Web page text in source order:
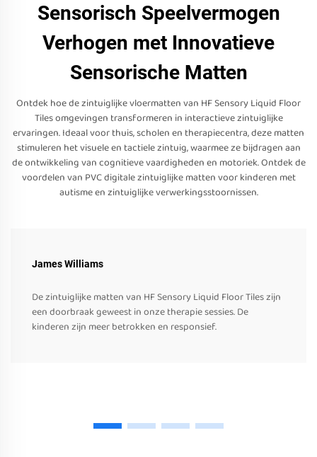
Sensorisch Speelvermogen
Verhogen met Innovatieve
Sensorische Matten
Ontdek hoe de zintuiglijke vloermatten van HF Sensory Liquid Floor
Tiles omgevingen transformeren in interactieve zintuiglijke
ervaringen. Ideaal voor thuis, scholen en therapiecentra, deze matten
stimuleren het visuele en tactiele zintuig, waarmee ze bijdragen aan
de ontwikkeling van cognitieve vaardigheden en motoriek. Ontdek de
voordelen van PVC digitale zintuiglijke matten voor kinderen met
autisme en zintuiglijke verwerkingsstoornissen.
James Williams
De zintuiglijke matten van HF Sensory Liquid Floor Tiles zijn
een doorbraak geweest in onze therapie sessies. De
kinderen zijn meer betrokken en responsief.